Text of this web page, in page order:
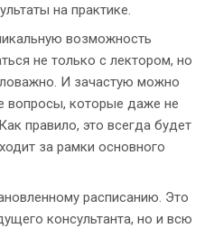
на практике.
возможность
не только с лектором, но
И зачастую можно
вопросы, которые даже не
правило, это всегда будет
за рамки основного
расписанию. Это
консультанта, но и всю